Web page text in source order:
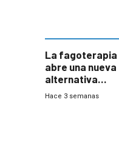
La fagoterapia
abre una nueva
alternativa
contra bacterias
Hace 3 semanas